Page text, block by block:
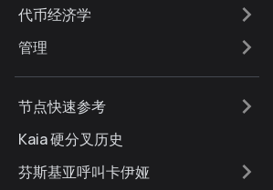
代币经济学
管理
节点快速参考
Kaia 硬分叉历史
芬斯基亚呼叫卡伊娅